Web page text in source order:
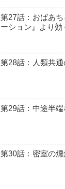
第27話：おばあ
ーション』より効
第28話：人類共
第29話：中途半端
第30話：密室の